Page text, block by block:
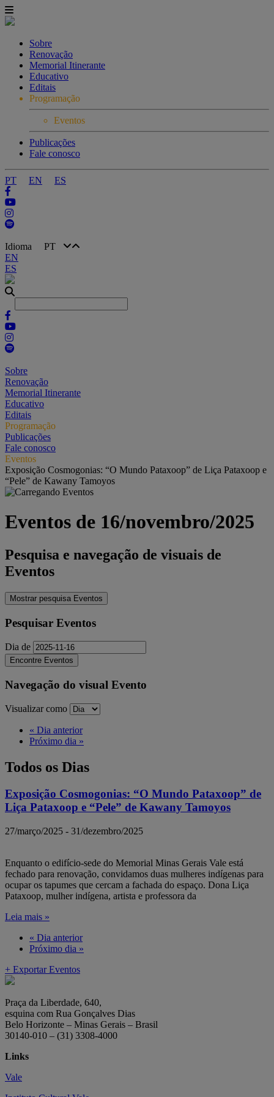
Sobre
Renovação
Memorial Itinerante
Educativo
Editais
Programação
Eventos
Publicações
Fale conosco
PT EN ES
Idioma PT
EN
ES
Sobre
Renovação
Memorial Itinerante
Educativo
Editais
Programação
Publicações
Fale conosco
Eventos
Exposição Cosmogonias: “O Mundo Pataxoop” de Liça Pataxoop e
“Pele” de Kawany Tamoyos
Eventos de 16/novembro/2025
Pesquisa e navegação de visuais de
Eventos
Mostrar pesquisa Eventos
Pesquisar Eventos
Dia de
Navegação do visual Evento
Visualizar como
« Dia anterior
Próximo dia »
Todos os Dias
Exposição Cosmogonias: “O Mundo Pataxoop” de
Liça Pataxoop e “Pele” de Kawany Tamoyos
27/março/2025 - 31/dezembro/2025
Enquanto o edifício-sede do Memorial Minas Gerais Vale está
fechado para renovação, convidamos duas mulheres indígenas para
ocupar os tapumes que cercam a fachada do espaço. Dona Liça
Pataxoop, mulher indígena, artista e professora da
Leia mais »
« Dia anterior
Próximo dia »
+ Exportar Eventos
Praça da Liberdade, 640,
esquina com Rua Gonçalves Dias
Belo Horizonte – Minas Gerais – Brasil
30140-010 – (31) 3308-4000
Links
Vale